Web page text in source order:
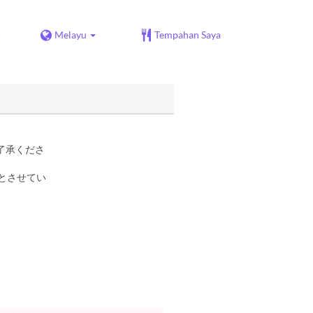
Melayu Tempahan Saya
承くださ
させてい